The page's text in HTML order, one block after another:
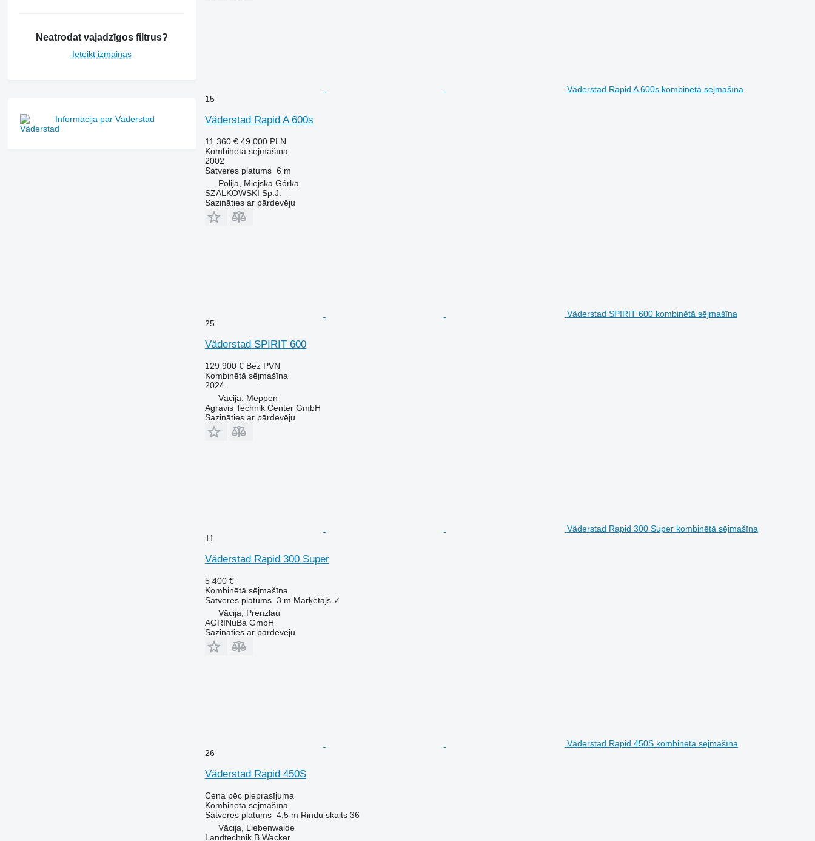
Neatrodat vajadzīgos filtrus?
Ieteikt izmaiņas
Informācija par Väderstad
Väderstad Rapid A 600s kombinētā sējmašīna
15
Väderstad Rapid A 600s
11 360 € 49 000 PLN
Kombinētā sējmašīna
2002
Satveres platums 6 m
Polija, Miejska Górka
SZALKOWSKI Sp.J.
Sazināties ar pārdevēju
Väderstad SPIRIT 600 kombinētā sējmašīna
25
Väderstad SPIRIT 600
129 900 € Bez PVN
Kombinētā sējmašīna
2024
Vācija, Meppen
Agravis Technik Center GmbH
Sazināties ar pārdevēju
Väderstad Rapid 300 Super kombinētā sējmašīna
11
Väderstad Rapid 300 Super
5 400 €
Kombinētā sējmašīna
Satveres platums 3 m Marķētājs ✓
Vācija, Prenzlau
AGRINuBa GmbH
Sazināties ar pārdevēju
Väderstad Rapid 450S kombinētā sējmašīna
26
Väderstad Rapid 450S
Cena pēc pieprasījuma
Kombinētā sējmašīna
Satveres platums 4,5 m Rindu skaits 36
Vācija, Liebenwalde
Landtechnik B.Wacker